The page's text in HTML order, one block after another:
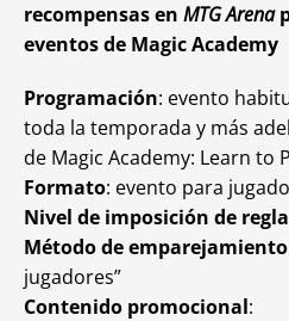
recompensas en MTG Arena
eventos de Magic Academy
Programación: evento
toda la temporada y más
de Magic Academy: Learn to
Formato: evento para
Nivel de imposición de
Método de emparejamiento
jugadores”
Contenido promocional: